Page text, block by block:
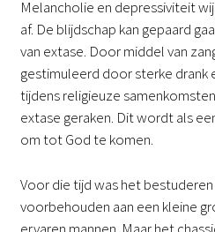
Melancholie en depressiviteit
af. De blijdschap kan gepaard
van extase. Door middel van
gestimuleerd door sterke drank
tijdens religieuze
extase geraken. Dit wordt als
om tot God te komen.
Voor die tijd was het bestuderen
voorbehouden aan een kleine